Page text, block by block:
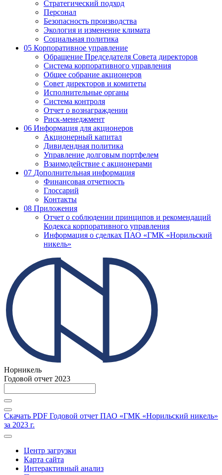
Стратегический подход
Персонал
Безопасность производства
Экология и изменение климата
Социальная политика
05 Корпоративное управление
Обращение Председателя Совета директоров
Система корпоративного управления
Общее собрание акционеров
Совет директоров и комитеты
Исполнительные органы
Система контроля
Отчет о вознаграждении
Риск-менеджмент
06 Информация для акционеров
Акционерный капитал
Дивидендная политика
Управление долговым портфелем
Взаимодействие с акционерами
07 Дополнительная информация
Финансовая отчетность
Глоссарий
Контакты
08 Приложения
Отчет о соблюдении принципов и рекомендаций
Кодекса корпоративного управления
Информация о сделках ПАО «ГМК «Норильский
никель»
Норникель
Годовой отчет 2023
Скачать PDF Годовой отчет ПАО «ГМК «Норильский никель»
за 2023 г.
Центр загрузки
Карта сайта
Интерактивный анализ